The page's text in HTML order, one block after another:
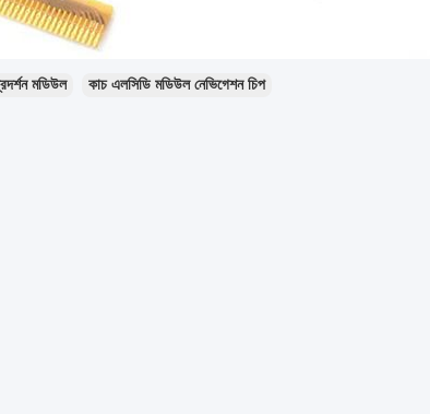
মডিউল কাচ এলসিডি মডিউল নেভিগেশন চিপ